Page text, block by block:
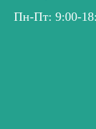
Пн-Пт: 9:00-